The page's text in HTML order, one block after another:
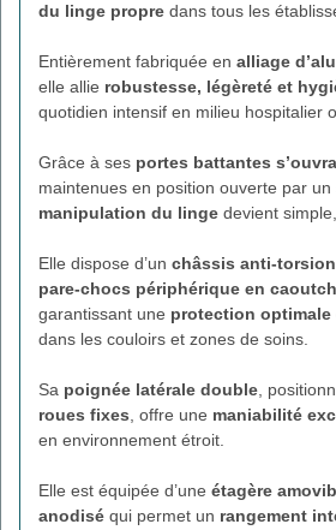
du linge propre dans tous les
Entièrement fabriquée en alliage
elle allie robustesse, légèreté et
quotidien intensif en milieu hospitalier
Grâce à ses portes battantes
maintenues en position ouverte par un
manipulation du linge devient
Elle dispose d’un châssis anti-
pare-chocs périphérique en
garantissant une protection
dans les couloirs et zones de soins.
Sa poignée latérale double ,
roues fixes , offre une maniabilité
en environnement étroit.
Elle est équipée d’une étagère
anodisé qui permet un rangement